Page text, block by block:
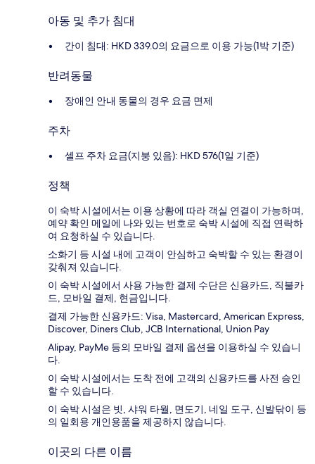
아동 및 추가 침대
간이 침대: HKD 339.0의 요금으로 이용 가능(1박 기준)
반려동물
장애인 안내 동물의 경우 요금 면제
주차
셀프 주차 요금(지붕 있음): HKD 576(1일 기준)
정책
이 숙박 시설에서는 이용 상황에 따라 객실 연결이 가능하며,
예약 확인 메일에 나와 있는 번호로 숙박 시설에 직접 연락하
여 요청하실 수 있습니다.
소화기 등 시설 내에 고객이 안심하고 숙박할 수 있는 환경이
갖춰져 있습니다.
이 숙박 시설에서 사용 가능한 결제 수단은 신용카드, 직불카
드, 모바일 결제, 현금입니다.
결제 가능한 신용카드: Visa, Mastercard, American Express,
Discover, Diners Club, JCB International, Union Pay
Alipay, PayMe 등의 모바일 결제 옵션을 이용하실 수 있습니
다.
이 숙박 시설에서는 도착 전에 고객의 신용카드를 사전 승인
할 수 있습니다.
이 숙박 시설은 빗, 샤워 타월, 면도기, 네일 도구, 신발닦이 등
의 일회용 개인용품을 제공하지 않습니다.
이곳의 다른 이름